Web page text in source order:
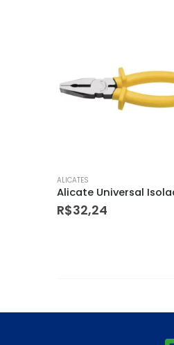
ALICATES
R$53,40